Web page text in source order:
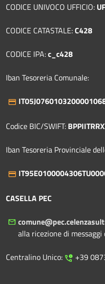
CODICE UNIVOCO UFFICIO:
CODICE CATASTALE:C428
CODICE IPA:c_c428
Iban Tesoreria Comunale:
Codice BIC/SWIFT:
Iban Tesoreria Provinciale
CASELLA PEC
alla ricezione di
Centralino Unico:
+39